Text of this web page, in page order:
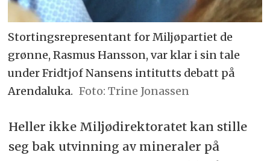
Stortingsrepresentant for Miljøpartiet de
grønne, Rasmus Hansson, var klar i sin tale
under Fridtjof Nansens intitutts debatt på
Arendaluka.
Trine Jonassen
Heller ikke Miljødirektoratet kan stille
seg bak utvinning av mineraler på